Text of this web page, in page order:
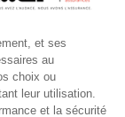
et ses
au
choix ou
leur utilisation.
et la sécurité